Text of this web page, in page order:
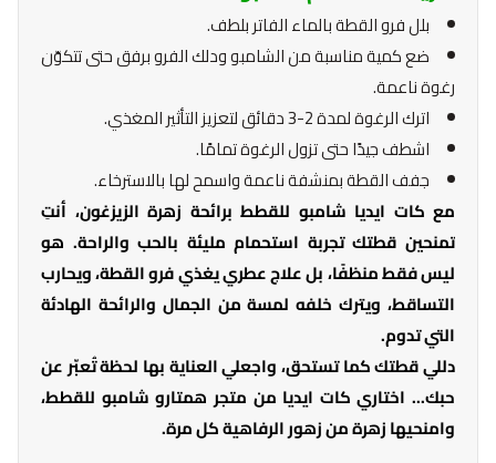
بلل فرو القطة بالماء الفاتر بلطف.
ضع كمية مناسبة من الشامبو ودلك الفرو برفق حتى تتكوّن
رغوة ناعمة.
اترك الرغوة لمدة 2-3 دقائق لتعزيز التأثير المغذي.
اشطف جيدًا حتى تزول الرغوة تمامًا.
جفف القطة بمنشفة ناعمة واسمح لها بالاسترخاء.
مع كات ايديا شامبو للقطط برائحة زهرة الزيزغون، أنتِ
تمنحين قطتك تجربة استحمام مليئة بالحب والراحة. هو
ليس فقط منظفًا، بل علاج عطري يغذي فرو القطة، ويحارب
التساقط، ويترك خلفه لمسة من الجمال والرائحة الهادئة
التي تدوم.
دللي قطتك كما تستحق، واجعلي العناية بها لحظة تُعبّر عن
حبك... اختاري كات ايديا من متجر همتارو شامبو للقطط،
وامنحيها زهرة من زهور الرفاهية كل مرة.